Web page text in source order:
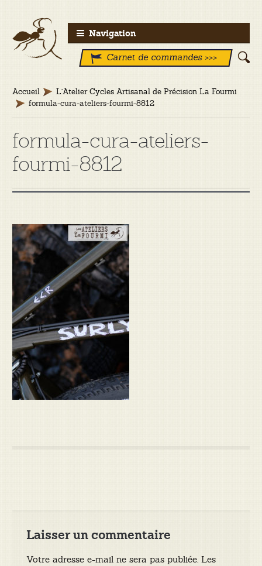
Aller
à
Aller
au
contenu
Navigation
Carnet de commandes >>>
Accueil
L’Atelier Cycles Artisanal de Précision La Fourmi
formula-cura-ateliers-fourmi-8812
formula-cura-ateliers-
fourmi-8812
Laisser un commentaire
Votre adresse e-mail ne sera pas publiée. Les